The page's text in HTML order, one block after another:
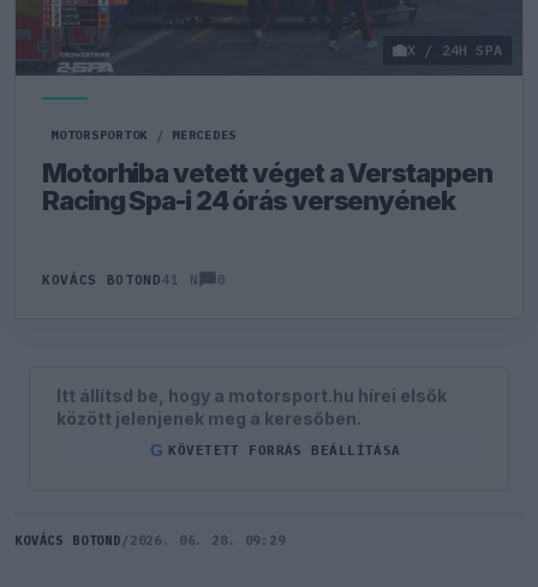
X / 24H SPA
MOTORSPORTOK / MERCEDES
Motorhiba vetett véget a Verstappen
Racing Spa-i 24 órás versenyének
KOVÁCS BOTOND41 N 0
Itt állítsd be, hogy a motorsport.hu hírei elsők
között jelenjenek meg a keresőben.
G KÖVETETT FORRÁS BEÁLLÍTÁSA
KOVÁCS BOTOND / 2026. 06. 28. 09:29